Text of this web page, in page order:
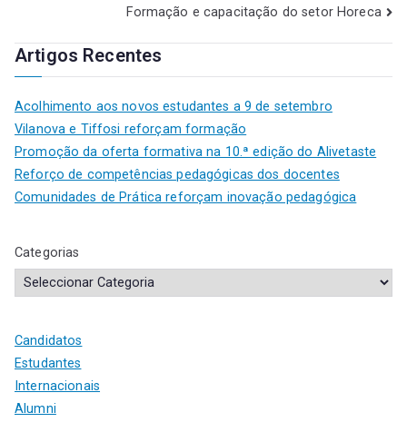
Formação e capacitação do setor Horeca
Artigos Recentes
Acolhimento aos novos estudantes a 9 de setembro
Vilanova e Tiffosi reforçam formação
Promoção da oferta formativa na 10.ª edição do Alivetaste
Reforço de competências pedagógicas dos docentes
Comunidades de Prática reforçam inovação pedagógica
Categorias
Candidatos
Estudantes
Internacionais
Alumni